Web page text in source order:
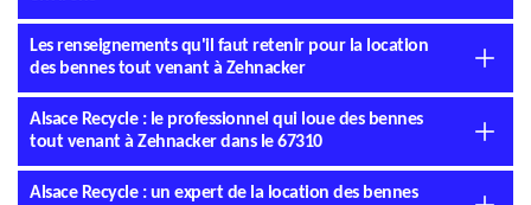
Les renseignements qu'il faut retenir pour la location
des bennes tout venant à Zehnacker
Alsace Recycle : le professionnel qui loue des bennes
tout venant à Zehnacker dans le 67310
Alsace Recycle : un expert de la location des bennes